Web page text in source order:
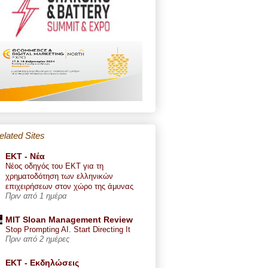
Sites
ΕΚΤ - Nέα
Νέος οδηγός του ΕΚΤ για τη
χρηματοδότηση των ελληνικών
επιχειρήσεων στον χώρο της άμυνας
Πριν από 1 ημέρα
MIT Sloan Management Review
Stop Prompting AI. Start Directing It
Πριν από 2 ημέρες
ΕΚΤ - Εκδηλώσεις